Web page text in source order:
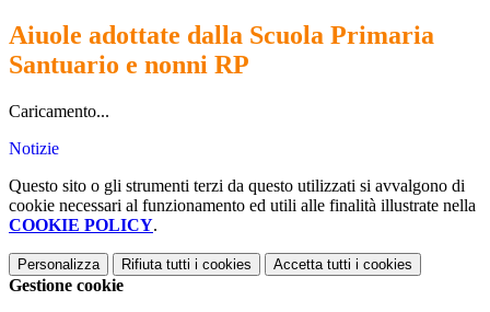
Aiuole adottate dalla Scuola Primaria
Santuario e nonni RP
Caricamento...
Notizie
Questo sito o gli strumenti terzi da questo utilizzati si avvalgono di
cookie necessari al funzionamento ed utili alle finalità illustrate nella
COOKIE POLICY.
Personalizza Rifiuta tutti i cookies Accetta tutti i cookies
Gestione cookie